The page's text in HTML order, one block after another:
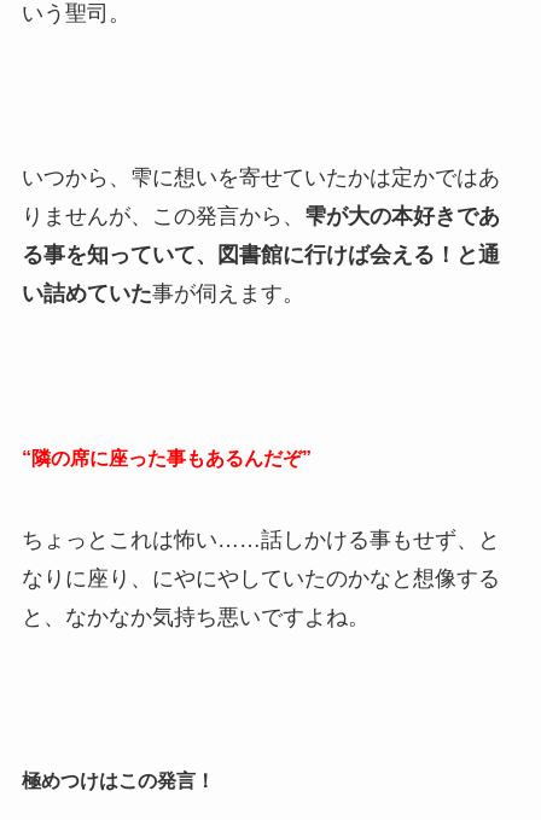
いう聖司。
いつから、雫に想いを寄せていたかは定かではあ
りませんが、この発言から、 雫が大の本好きであ
る事を知っていて、図書館に行けば会える！と通
い詰めていた事が伺えます。
“隣の席に座った事もあるんだぞ”
ちょっとこれは怖い……話しかける事もせず、と
なりに座り、にやにやしていたのかなと想像する
と、なかなか気持ち悪いですよね。
極めつけはこの発言！